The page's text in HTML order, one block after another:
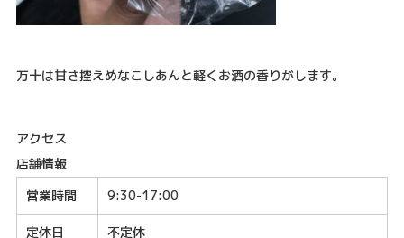
万十は甘さ控えめなこしあんと軽くお酒の香りがします。
アクセス
店舗情報
営業時間
9:30-17:00
定休日 不定休